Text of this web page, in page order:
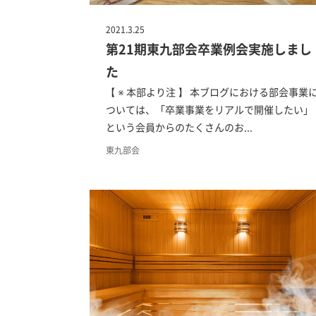
2021.3.25
第21期東九部会卒業例会実施しまし
た
【 ※ 本部より注 】 本ブログにおける部会事業
ついては、「卒業事業をリアルで開催したい」
という会員からのたくさんのお...
東九部会